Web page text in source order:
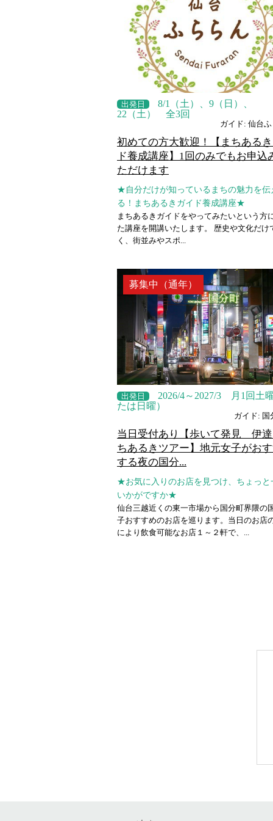
出発日
8/1（土）、9（日）、
22（土） 全3回
ガイド: 仙台
初めての方大歓迎！【まちある
ド養成講座】1回のみでもお申込
ただけます
★自分だけが知っているまちの魅力を伝
る！まちあるきガイド養成講座★
まちあるきガイドをやってみたいという方
た講座を開講いたします。 歴史や文化だけ
く、街並みやスポ...
募集中（通年）
出発日
2026/4～2027/3 月1回土
たは日曜）
ガイド: 国
当日受付あり【歩いて発見 伊
ちあるきツアー】地元女子がお
する夜の国分...
★お気に入りのお店を見つけ、ちょっと
いかがですか★
仙台三越近くの東一市場から国分町界隈の
子おすすめのお店を巡ります。当日のお店
により飲食可能なお店１～２軒で、...